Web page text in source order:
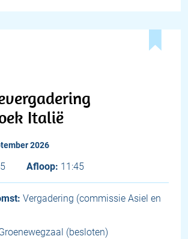
Italië
2026
Afloop: 11:45
Vergadering (commissie Asiel en
(besloten)